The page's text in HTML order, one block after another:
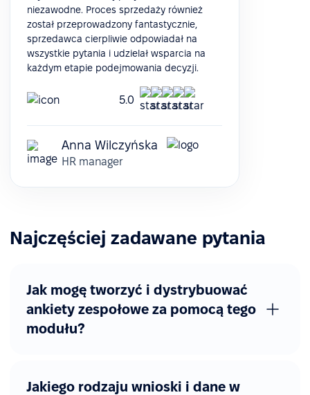
niezawodne. Proces sprzedaży również
został przeprowadzony fantastycznie,
sprzedawca cierpliwie odpowiadał na
wszystkie pytania i udzielał wsparcia na
każdym etapie podejmowania decyzji.
5.0
Anna Wilczyńska
HR manager
Najczęściej zadawane pytania
Jak mogę tworzyć i dystrybuować
ankiety zespołowe za pomocą tego
modułu?
Jakiego rodzaju wnioski i dane w